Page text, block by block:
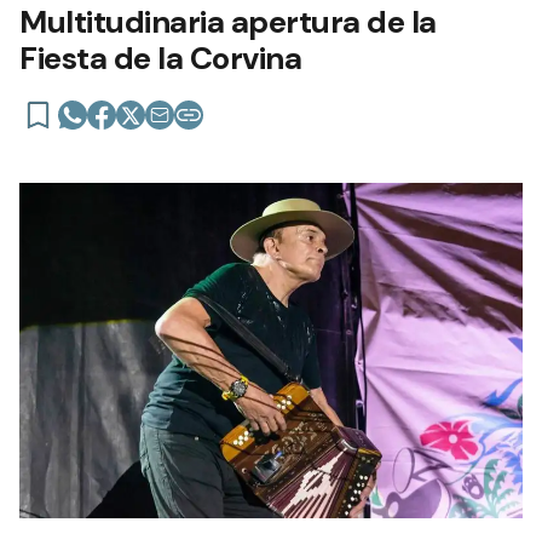
Multitudinaria apertura de la
Fiesta de la Corvina